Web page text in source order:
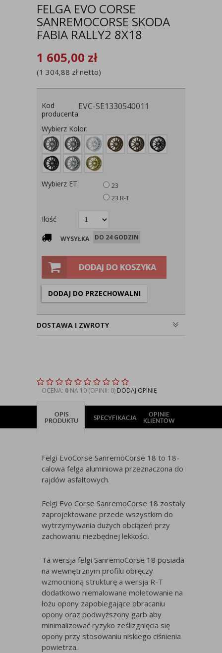
FELGA EVO CORSE
SANREMOCORSE SKODA
FABIA RALLY2 8X18
1 605,00 zł
(1 304,88 zł netto)
Kod
producenta:
EVC-SE1330540011
Wybierz Kolor:
Wybierz ET:
23
23 R-T
Ilość
WYSYŁKA DO 24 GODZIN
DODAJ DO KOSZYKA
DODAJ DO PRZECHOWALNI
DOSTAWA I ZWROTY
OCENA: 0 NA 10 (OPINII: 0) DODAJ OPINIĘ
OPIS
PRODUKTU
SPECYFIKACJA
OPINIE
KLIENTÓW
Felgi EvoCorse SanremoCorse 18 to 18-
calowa felga aluminiowa przeznaczona do
rajdów asfaltowych.
Felgi Evo Corse SanremoCorse 18 zostały
zaprojektowane przede wszystkim do
wytrzymywania dużych obciążeń przy
zachowaniu niezbędnej lekkości.
Ta wersja felgi SanremoCorse 18 posiada
na wewnętrznym profilu obręczy
wzmocnioną strukturę a wersja R-T
dodatkowo niemalowane moletowanie na
łożu opony zapobiegające obracaniu
opony oraz podwyższony garb aby
minimalizować ryzyko ześlizgnięcia się
opony przy stosowaniu niskiego ciśnienia
powietrza.